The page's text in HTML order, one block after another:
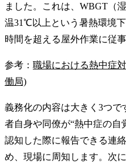
ました。これは、WBGT（
温31℃以上という暑熱環境
時間を超える屋外作業に従
参考： 職場における熱中症
働局)
義務化の内容は大きく3つ
者自身や同僚が“熱中症の自
認知した際に報告できる連
め、現場に周知します。次